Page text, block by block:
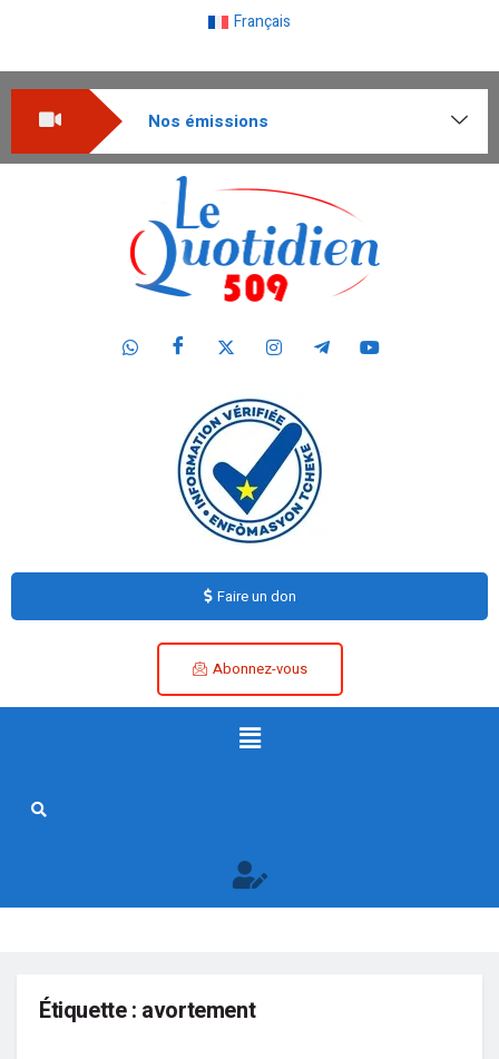
Français
Nos émissions
Faire un don
Abonnez-vous
Étiquette : avortement